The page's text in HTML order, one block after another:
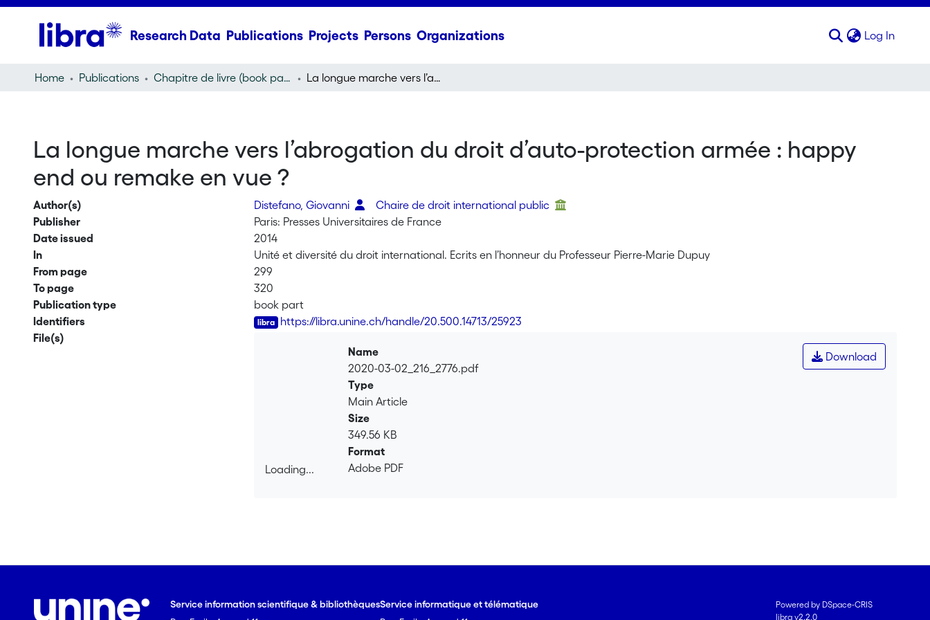
Research Data Publications Projects Persons Organizations Log In
Home Publications Chapitre de livre (book part) La longue marche vers l’abrogation du droit d’auto-protection armée : happy end ou remake en vue ?
La longue marche vers l’abrogation du droit d’auto-protection armée : happy
end ou remake en vue ?
Author(s) Distefano, Giovanni
Chaire de droit international public
Publisher
Paris: Presses Universitaires de France
Date issued
2014
In
Unité et diversité du droit international. Ecrits en l’honneur du Professeur Pierre-Marie Dupuy
From page
299
To page
320
Publication type
book part
Identifiers
https://libra.unine.ch/handle/20.500.14713/25923
File(s)
Loading...
Download
Name
2020-03-02_216_2776.pdf
Type
Main Article
Size
349.56 KB
Format
Adobe PDF
Service information scientifique & bibliothèquesService informatique et télématique
Powered by DSpace-CRIS
libra v2.2.0